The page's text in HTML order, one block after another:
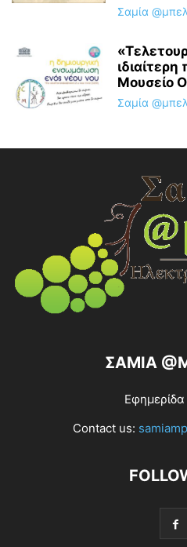
Σαμία
Μουσείο
Σαμία
ΣΑΜΙΑ
Contact us: